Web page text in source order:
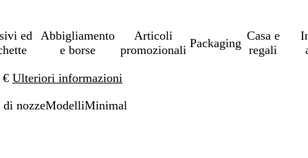
ed
Abbigliamento
e borse
Articoli
promozionali
Packaging
Casa e
regali
€ Ulteriori informazioni
nozzeModelliMinimal